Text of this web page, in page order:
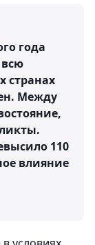
года
странах
Между
110
влияние